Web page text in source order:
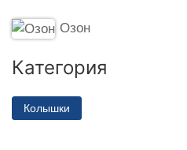
Озон
Категория
Колышки